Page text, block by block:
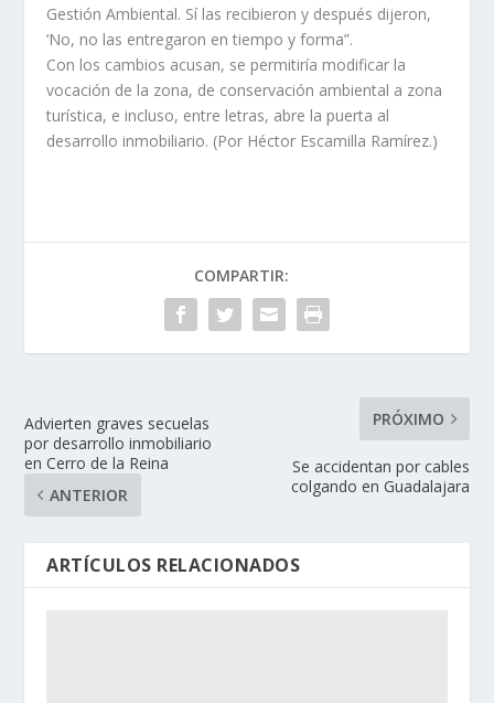
Gestión Ambiental. Sí las recibieron y después dijeron,
‘No, no las entregaron en tiempo y forma”.
Con los cambios acusan, se permitiría modificar la
vocación de la zona, de conservación ambiental a zona
turística, e incluso, entre letras, abre la puerta al
desarrollo inmobiliario. (Por Héctor Escamilla Ramírez.)
COMPARTIR:
Advierten graves secuelas
por desarrollo inmobiliario
en Cerro de la Reina
ANTERIOR
PRÓXIMO
Se accidentan por cables
colgando en Guadalajara
ARTÍCULOS RELACIONADOS